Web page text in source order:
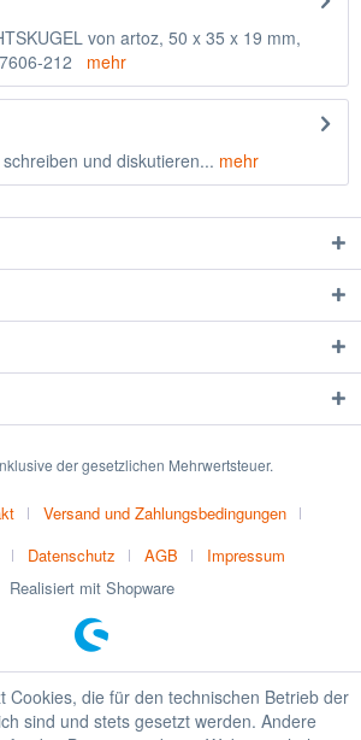
von artoz, 50 x 35 x 19 mm,
212 mehr
und diskutieren... mehr
der gesetzlichen Mehrwertsteuer.
Versand und Zahlungsbedingungen
Datenschutz AGB
Impressum
Realisiert mit Shopware
Cookies, die für den technischen Betrieb der
sind und stets gesetzt werden. Andere